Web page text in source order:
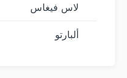
لاس فيغاس
ألبارتو